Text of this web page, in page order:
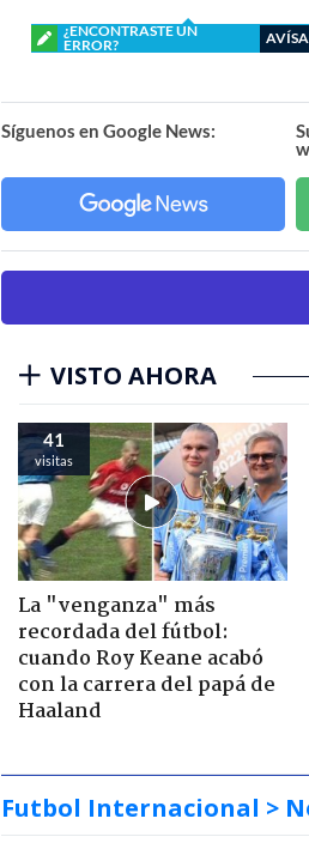
¿ENCONTRASTE UN
ERROR?
Síguenos en Google News:
VISTO AHORA
41
visitas
La "venganza" más
recordada del fútbol:
cuando Roy Keane acabó
con la carrera del papá de
Haaland
Futbol Internacional >